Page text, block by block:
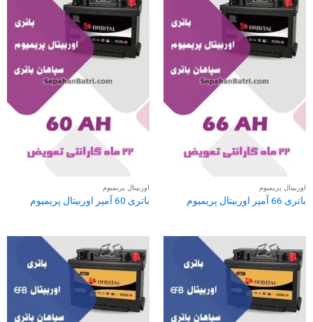
اوربیتال پریمیوم
باتری 66 آمپر اوربیتال پریمیوم
اوربیتال پریمیوم
باتری 60 آمپر اوربیتال پریمیوم